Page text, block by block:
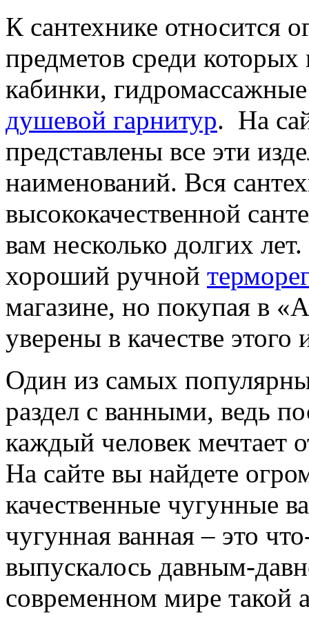
К сантехнике относится
предметов среди
кабинки,
душевой гарнитур. На
представлены все эти
наименований. Вся
высококачественной
вам несколько долгих
хороший ручной
магазине, но покупая в
уверены в качестве этого
Один из самых
раздел с ванными, ведь
каждый человек мечтает
На сайте вы найдете
качественные чугунные
чугунная ванная – это
выпускалось давным-
современном мире такой